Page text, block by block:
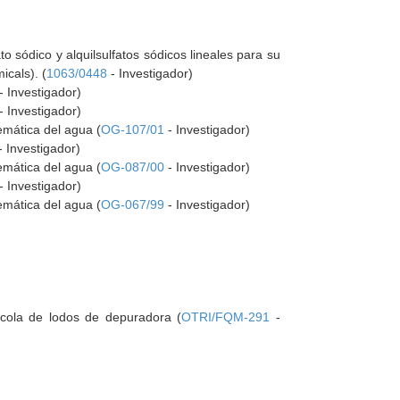
sódico y alquilsulfatos sódicos lineales para su
(1063/0448 - Investigador)
Investigador)
Investigador)
del agua (OG-107/01 - Investigador)
Investigador)
del agua (OG-087/00 - Investigador)
Investigador)
del agua (OG-067/99 - Investigador)
de lodos de depuradora (OTRI/FQM-291 -